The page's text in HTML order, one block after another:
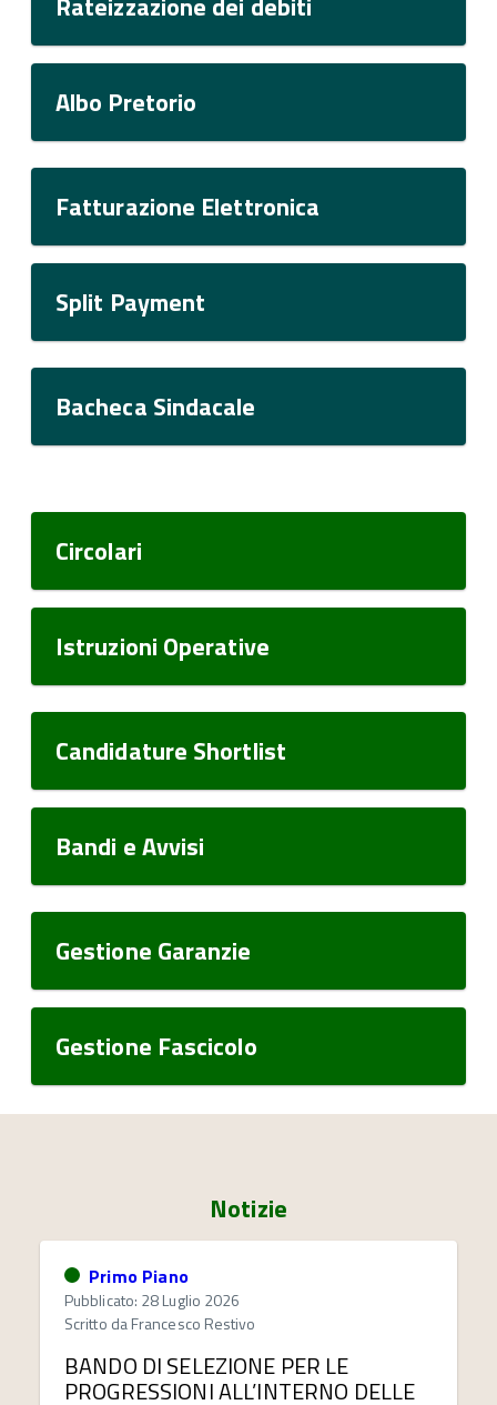
Albo Pretorio
Fatturazione Elettronica
Split Payment
Bacheca Sindacale
Circolari
Istruzioni Operative
Candidature Shortlist
Bandi e Avvisi
Gestione Garanzie
Gestione Fascicolo
Notizie
Primo Piano
Pubblicato: 28 Luglio 2026
Scritto daFrancesco Restivo
BANDO DI SELEZIONE PER LE
PROGRESSIONI ALL’INTERNO DELLE